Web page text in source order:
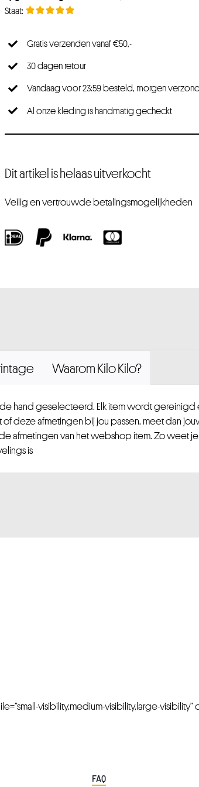
Gratis verzenden vanaf €50,-
30 dagen retour
Vandaag voor 23:59 besteld, morgen
Al onze kleding is handmatig gecheckt
Dit artikel is helaas uitverkocht
Veilig en vertrouwde betalingsmogelijkheden
Waarom Kilo Kilo?
hand geselecteerd. Elk item wordt gereinigd
of deze afmetingen bij jou passen, meet dan
afmetingen van het webshop item. Zo weet
is
visibility,medium-visibility,large-visibility”
FAQ